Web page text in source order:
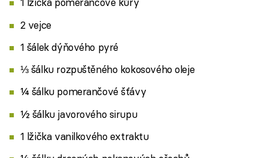
2 vejce
1 šálek dýňového pyré
⅓ šálku rozpuštěného kokosového oleje
¼ šálku pomerančové šťávy
½ šálku javorového sirupu
1 lžička vanilkového extraktu